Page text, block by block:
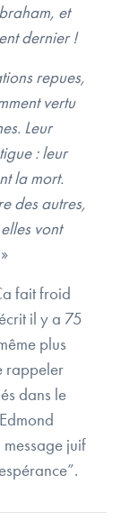
et
dernier !
repues,
vertu
Leur
: leur
la mort.
des autres,
vont
»
fait froid
il y a 75
plus
rappeler
dans le
juif